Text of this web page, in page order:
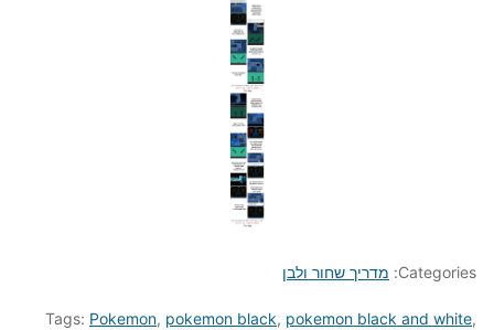
Categories: מדריך שחור ולבן
Tags: Pokemon, pokemon black, pokemon black and white,